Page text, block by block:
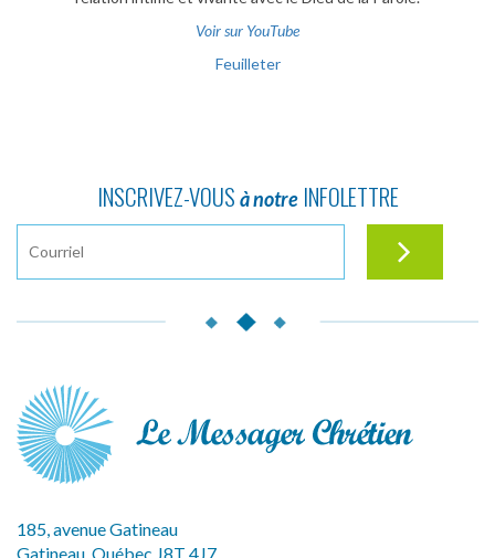
Voir sur YouTube
Feuilleter
INSCRIVEZ-VOUS à notreINFOLETTRE
185, avenue Gatineau
Gatineau, Québec J8T 4J7